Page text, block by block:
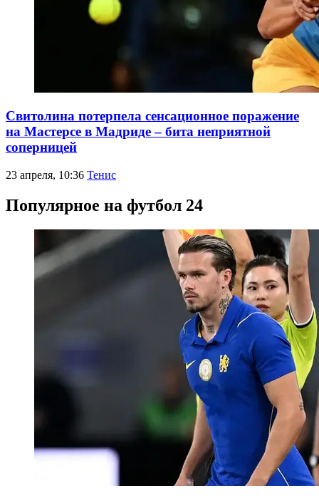
Свитолина потерпела сенсационное поражение
на Мастерсе в Мадриде – бита неприятной
соперницей
23 апреля, 10:36 Тенис
Популярное на футбол 24